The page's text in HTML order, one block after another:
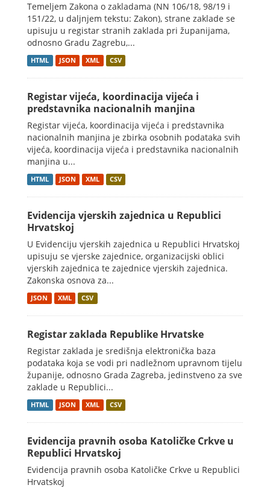
Temeljem Zakona o zakladama (NN 106/18, 98/19 i
151/22, u daljnjem tekstu: Zakon), strane zaklade se
upisuju u registar stranih zaklada pri županijama,
odnosno Gradu Zagrebu,...
HTML JSON XML CSV
Registar vijeća, koordinacija vijeća i
predstavnika nacionalnih manjina
Registar vijeća, koordinacija vijeća i predstavnika
nacionalnih manjina je zbirka osobnih podataka svih
vijeća, koordinacija vijeća i predstavnika nacionalnih
manjina u...
HTML JSON XML CSV
Evidencija vjerskih zajednica u Republici
Hrvatskoj
U Evidenciju vjerskih zajednica u Republici Hrvatskoj
upisuju se vjerske zajednice, organizacijski oblici
vjerskih zajednica te zajednice vjerskih zajednica.
Zakonska osnova za...
JSON XML CSV
Registar zaklada Republike Hrvatske
Registar zaklada je središnja elektronička baza
podataka koja se vodi pri nadležnom upravnom tijelu
županije, odnosno Grada Zagreba, jedinstveno za sve
zaklade u Republici...
HTML JSON XML CSV
Evidencija pravnih osoba Katoličke Crkve u
Republici Hrvatskoj
Evidencija pravnih osoba Katoličke Crkve u Republici
Hrvatskoj